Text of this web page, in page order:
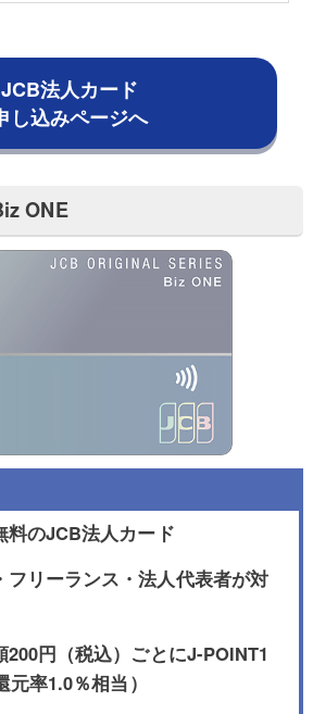
JCB法人カード
し込みページへ
ONE
料のJCB法人カード
フリーランス・法人代表者が対
200円（税込）ごとにJ-POINT1
率1.0％相当）